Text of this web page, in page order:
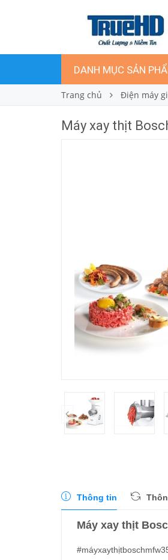
DANH MỤC SẢN
Trang chủ Điện máy
Máy xay thịt
Giá bán:
Thông tin
Máy xay thịt